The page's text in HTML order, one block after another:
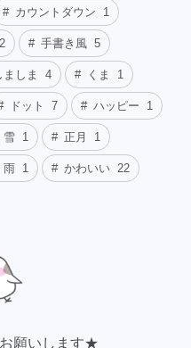
カウントダウン 1
2 手書き風 5
ましま 4 くま 1
ドット 7 ハッピー 1
雪 1 正月 1
雨 1 かわいい 22
願いします★